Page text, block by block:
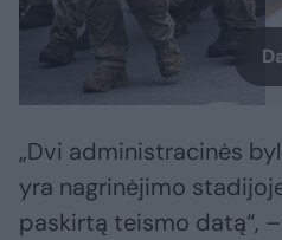
„Dvi administracinės
yra nagrinėjimo
paskirtą teismo datą“,